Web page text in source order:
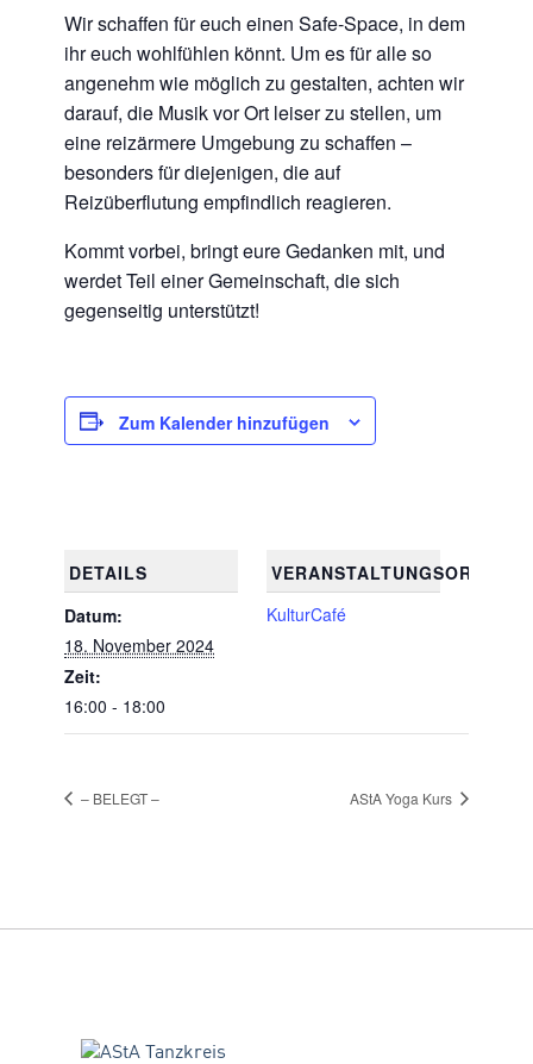
Wir schaffen für euch einen Safe-Space, in dem
ihr euch wohlfühlen könnt. Um es für alle so
angenehm wie möglich zu gestalten, achten wir
darauf, die Musik vor Ort leiser zu stellen, um
eine reizärmere Umgebung zu schaffen –
besonders für diejenigen, die auf
Reizüberflutung empfindlich reagieren.
Kommt vorbei, bringt eure Gedanken mit, und
werdet Teil einer Gemeinschaft, die sich
gegenseitig unterstützt!
Zum Kalender hinzufügen
DETAILS
Datum:
18. November 2024
Zeit:
16:00 - 18:00
VERANSTALTUNGSORT
KulturCafé
– BELEGT – AStA Yoga Kurs